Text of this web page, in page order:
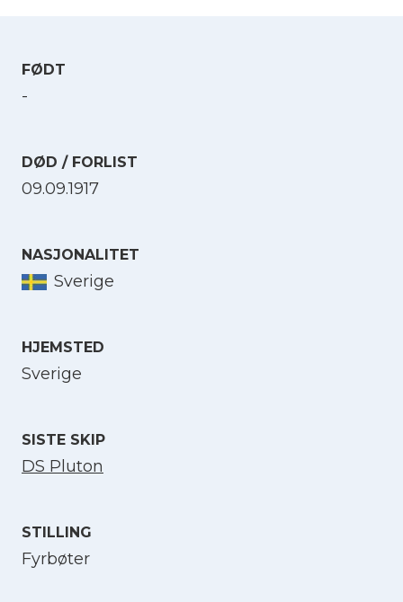
FØDT
-
DØD / FORLIST
09.09.1917
NASJONALITET
Sverige
HJEMSTED
Sverige
SISTE SKIP
DS Pluton
STILLING
Fyrbøter